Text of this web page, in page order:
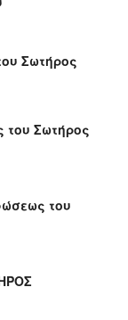
Σωτήρος
Σωτήρος
του